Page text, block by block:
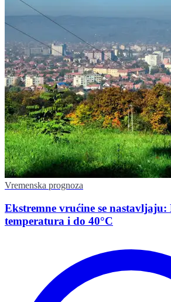
Vremenska prognoza
Ekstremne vrućine se nastavljaju:
temperatura i do 40°C